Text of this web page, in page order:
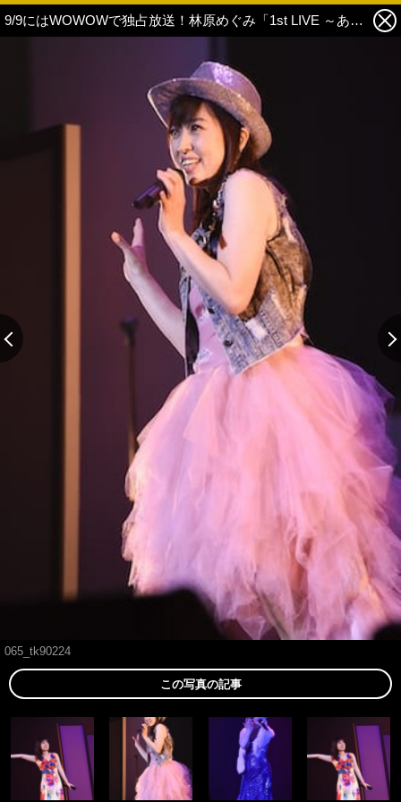
9/9にはWOWOWで独占放送！林原めぐみ「1st LIVE ～あなたに会いに来て～ 」ライブレポート 2枚目の写真・画像
065_tk90224
この写真の記事